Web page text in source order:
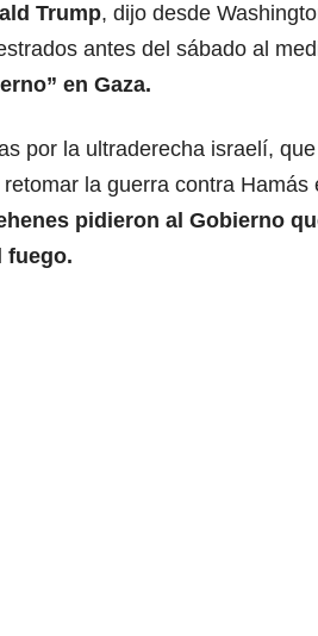
Trump, dijo desde
antes del sábado al
en Gaza.
por la ultraderecha israelí, que
la guerra contra Hamás
pidieron al Gobierno
fuego.